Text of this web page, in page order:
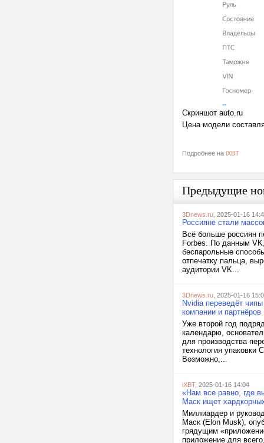
Скриншот auto.ru
Цена модели
Подробнее на iXBT
Предыдущие
3Dnews.ru , 2025-01-16
Россияне стали
Всё больше россиян
Forbes. По данным
беспарольные
отпечатку пальца,
аудитории VK...
3Dnews.ru , 2025-01-16
Nvidia переведёт
компании и партнёров
Уже второй год
календарю,
для производства
технология упаковки
Возможно,...
iXBT, 2025-01-16 14:04
«Нам все равно, где
Маск ищет
Миллиардер и
Маск (Elon Musk),
грядущим
приложение для